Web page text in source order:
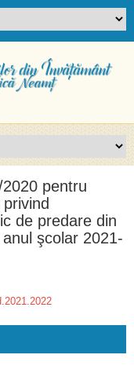
pentru
de predare din
şcolar 2021-